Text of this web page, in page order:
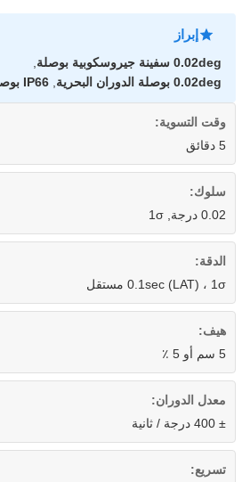
إبراز
0.02deg سفينة جيروسكوبية بوصلة
0.02deg بوصلة الدوران البحرية
IP66 بوصلة الدوران الإلكترونية
وقت التسوية:
5 دقائق
سلوك:
0.02 درجة, 1σ
الدقة:
0.1sec (LAT) ، 1σ مستقل
هيف:
5 سم أو 5 ٪
معدل الدوران:
± 400 درجة / ثانية
تسريع: